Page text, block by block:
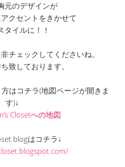
元のデザインが
クセントをきかせて
タイルに！！
チェックしてくださいね。
致しております。
はコチラ(地図ページが開きま
す)↓
Closetへの地図
blogはコチラ↓